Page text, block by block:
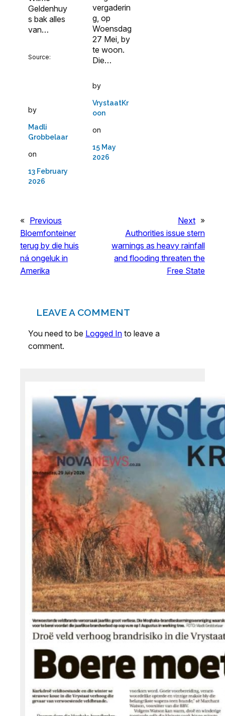
Geldenhuy
s bak alles
van…
Source:
by
Madli
Grobbelaar
on
13 February
2026
vergaderin
g, op
Woensdag
27 Mei, by
te woon.
Die…
by
VrystaatKr
oon
on
15 May
2026
« Previous
Bloemfonteiner
terug by die huis
ná ongeluk in
Amerika
Next »
Authorities issue stern
warnings as heavy rainfall
and flooding threaten the
Free State
LEAVE A COMMENT
You need to be Logged In to leave a
comment.